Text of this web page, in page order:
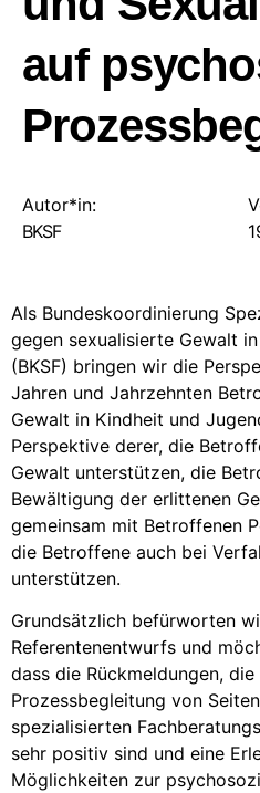
auf
Autor*in:
BKSF
Als Bundeskoordinierung
gegen sexualisierte Gewalt
(BKSF) bringen wir die
Jahren und Jahrzehnten
Gewalt in Kindheit und
Perspektive derer, die
Gewalt unterstützen, die
Bewältigung der erlittenen
gemeinsam mit Betroffenen
die Betroffene auch bei
unterstützen.
Grundsätzlich befürworten
Referentenentwurfs und
dass die Rückmeldungen,
Prozessbegleitung von
spezialisierten
sehr positiv sind und eine
Möglichkeiten zur